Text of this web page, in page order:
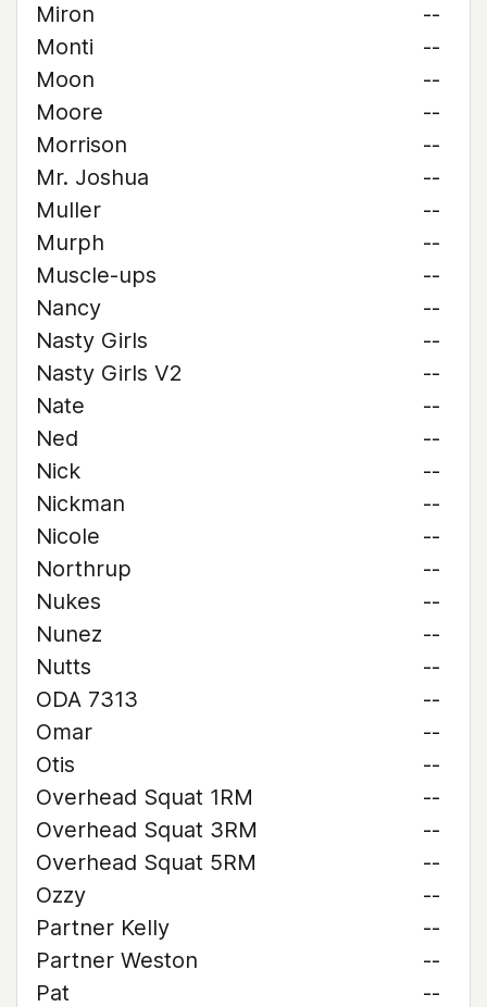
Miron
--
Monti
--
Moon
--
Moore
--
Morrison
--
Mr. Joshua
--
Muller
--
Murph
--
Muscle-ups
--
Nancy
--
Nasty Girls
--
Nasty Girls V2
--
Nate
--
Ned
--
Nick
--
Nickman
--
Nicole
--
Northrup
--
Nukes
--
Nunez
--
Nutts
--
ODA 7313
--
Omar
--
Otis
--
Overhead Squat 1RM
--
Overhead Squat 3RM
--
Overhead Squat 5RM
--
Ozzy
--
Partner Kelly
--
Partner Weston
--
Pat
--